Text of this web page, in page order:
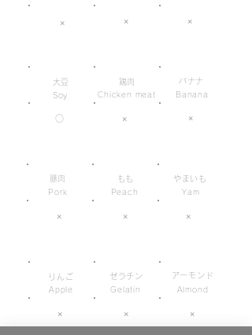
× × ×
Soy
大豆
○
Chicken meat
鶏肉
×
Banana
バナナ
×
豚肉
Pork
×
もも
Peach
×
Yam
やまいも
×
Apple
りんご
×
Gelatin
ゼラチン
×
Almond
アーモンド
×